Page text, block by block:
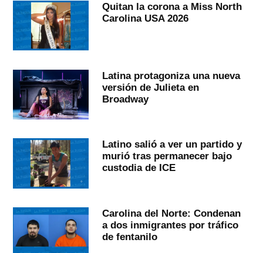
Quitan la corona a Miss North
Carolina USA 2026
Latina protagoniza una nueva
versión de Julieta en
Broadway
Latino salió a ver un partido y
murió tras permanecer bajo
custodia de ICE
Carolina del Norte: Condenan
a dos inmigrantes por tráfico
de fentanilo